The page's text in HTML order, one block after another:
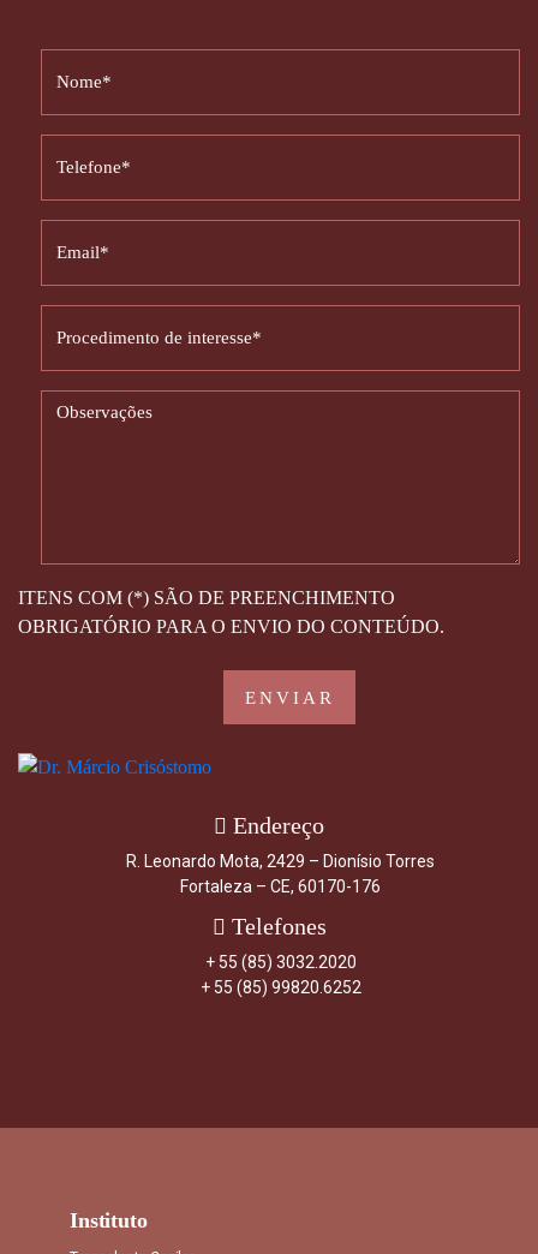
ITENS COM (*) SÃO DE PREENCHIMENTO
OBRIGATÓRIO PARA O ENVIO DO CONTEÚDO.
Endereço
R. Leonardo Mota, 2429 – Dionísio Torres
Fortaleza – CE, 60170-176
Telefones
+ 55 (85) 3032.2020
+ 55 (85) 99820.6252
Instituto